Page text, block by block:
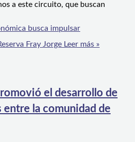
a este circuito, que buscan
busca impulsar
Fray Jorge Leer más »
el desarrollo de
la comunidad de